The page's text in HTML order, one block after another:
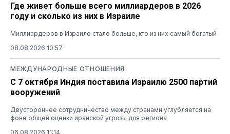
Где живет больше всего миллиардеров в 2026
году и сколько из них в Израиле
Миллиардеров в Израиле стало больше, кто из них самый богатый
08.08.2026 10:57
МЕЖДУНАРОДНЫЕ ОТНОШЕНИЯ
С 7 октября Индия поставила Израилю 2500 партий
вооружений
Двустороннее сотрудничество между странами углубляется на
фоне общей оценки иранской угрозы для региона
06.08.2026 11:14